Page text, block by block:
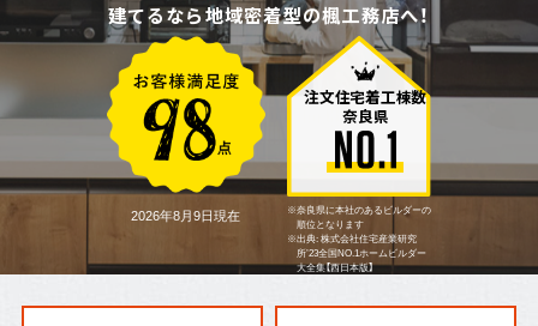
建てるなら地域密着型の楓工務店へ！
2026年8月9日現在
注文住宅着工棟数
奈良県
※奈良県に本社のあるビルダーの
順位となります
※出典: 株式会社住宅産業研究
所’23全国NO.1ホームビルダー
大全集【西日本版】